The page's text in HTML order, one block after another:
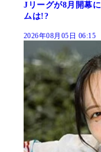
Jリーグが8月開幕
ムは!?
2026年08月05日 06:15